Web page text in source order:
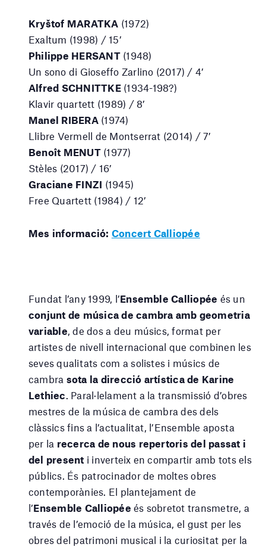
Kryštof MARATKA (1972)
Exaltum (1998) / 15’
Philippe HERSANT(1948)
Un sono di Gioseffo Zarlino (2017) / 4’
Alfred SCHNITTKE(1934-198?)
Klavir quartett (1989) / 8’
Manel RIBERA(1974)
Llibre Vermell de Montserrat (2014) / 7’
Benoît MENUT(1977)
Stèles (2017) / 16’
Graciane FINZI (1945)
Free Quartett (1984) / 12’
Mes informació: Concert Calliopée
Fundat l’any 1999, l’Ensemble Calliopée és un
conjunt de música de cambra amb geometria
variable, de dos a deu músics, format per
artistes de nivell internacional que combinen les
seves qualitats com a solistes i músics de
cambra sota la direcció artística de Karine
Lethiec. Paral·lelament a la transmissió d’obres
mestres de la música de cambra des dels
clàssics fins a l’actualitat, l’Ensemble aposta
per la recerca de nous repertoris del passat i
del present i inverteix en compartir amb tots els
públics. És patrocinador de moltes obres
contemporànies. El plantejament de
l’Ensemble Calliopée és sobretot transmetre, a
través de l’emoció de la música, el gust per les
obres del patrimoni musical i la curiositat per la